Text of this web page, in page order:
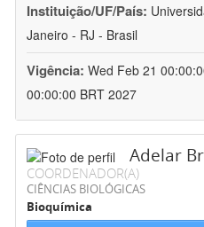
Instituição/UF/País:
Janeiro - RJ - Brasil
Vigência: Wed Feb 21
00:00:00 BRT 2027
Adelar
COORDENADOR(A)
CIÊNCIAS BIOLÓGICAS
Bioquímica